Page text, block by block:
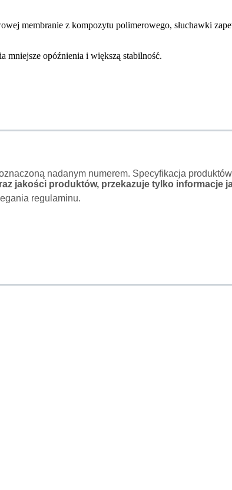
membranie z kompozytu polimerowego, słuchawki
mniejsze opóźnienia i większą stabilność.
nadanym numerem. Specyfikacja
jakości produktów, przekazuje tylko informacje
regulaminu.